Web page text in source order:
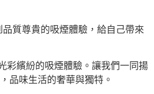
質尊貴的吸煙體驗，給自己帶來
彩繽紛的吸煙體驗。讓我們一同揚
品味生活的奢華與獨特。